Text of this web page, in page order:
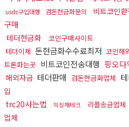
usdc구입대행 검돈현금화문의 비트코인환
구매
테더현금화
코인구매사이트
테더이체 돈현금화수수료최저 코인해
트론파는곳 비트코인전송대행 핑오다
해외자금 테더판매 검돈현금화업체
입
trc20사는법 믹싱재테크 리플송금업체
업체